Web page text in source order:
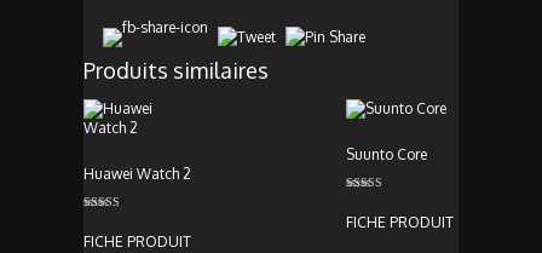
Produits similaires
Huawei Watch 2
sur 5
FICHE PRODUIT
Suunto Core
sur 5
FICHE PRODUIT